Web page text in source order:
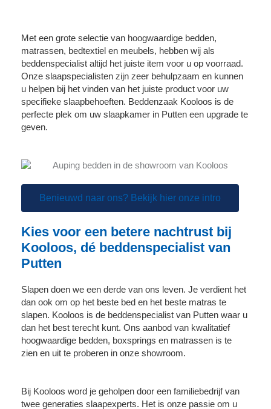
Met een grote selectie van hoogwaardige bedden,
matrassen, bedtextiel en meubels, hebben wij als
beddenspecialist altijd het juiste item voor u op voorraad.
Onze slaapspecialisten zijn zeer behulpzaam en kunnen
u helpen bij het vinden van het juiste product voor uw
specifieke slaapbehoeften. Beddenzaak Kooloos is de
perfecte plek om uw slaapkamer in Putten een upgrade te
geven.
Benieuwd naar ons? Bekijk hier onze intro
Kies voor een betere nachtrust bij
Kooloos, dé beddenspecialist van
Putten
Slapen doen we een derde van ons leven. Je verdient het
dan ook om op het beste bed en het beste matras te
slapen. Kooloos is de beddenspecialist van Putten waar u
dan het best terecht kunt. Ons aanbod van kwalitatief
hoogwaardige bedden, boxsprings en matrassen is te
zien en uit te proberen in onze showroom.
Bij Kooloos word je geholpen door een familiebedrijf van
twee generaties slaapexperts. Het is onze passie om u